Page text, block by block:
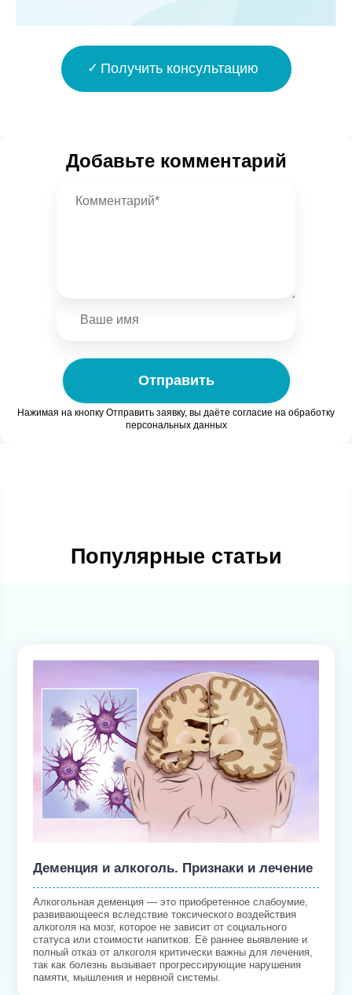
Получить консультацию
Добавьте комментарий
Отправить
Нажимая на кнопку Отправить заявку, вы даёте согласие на обработку
персональных данных
Популярные статьи
Деменция и алкоголь. Признаки и лечение
Алкогольная деменция — это приобретенное слабоумие,
развивающееся вследствие токсического воздействия
алкоголя на мозг, которое не зависит от социального
статуса или стоимости напитков. Её раннее выявление и
полный отказ от алкоголя критически важны для лечения,
так как болезнь вызывает прогрессирующие нарушения
памяти, мышления и нервной системы.